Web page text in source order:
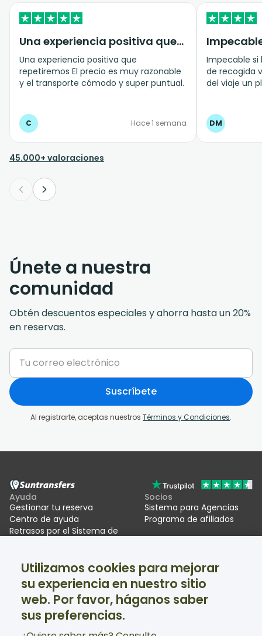
Una experiencia positiva que…
Una experiencia positiva que
repetiremos El precio es muy razonable
y el transporte cómodo y super puntual.
C Hace 1 semana
Impecable si
de recogida
del viaje un placer.
tiempo
DM
45.000+ valoraciones
Únete a nuestra
comunidad
Obtén descuentos especiales y ahorra hasta un 20%
en reservas.
Suscríbete
Al registrarte, aceptas nuestros Términos y Condiciones.
Ayuda
Gestionar tu reserva
Centro de ayuda
Retrasos por el Sistema de
Socios
Sistema para Agencias
Programa de afiliados
Suntransfers
Quiénes somos
Reseñas
Estaciones de esquí
Redes sociales
Facebook
Ayuda disponible 24/7
Utilizamos cookies para mejorar
su experiencia en nuestro sitio
web. Por favor, háganos saber
sus preferencias.